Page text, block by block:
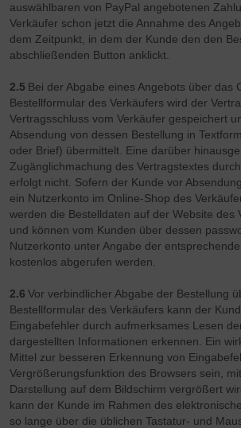
auswählbaren von PayPal angebotenen
Verkäufer schon jetzt die Annahme des
dem Zeitpunkt, in dem der Kunde den den
abschließenden Button anklickt.
2.5 Bei der Abgabe eines Angebots über das
Bestellformular des Verkäufers wird der
Vertragsschluss vom Verkäufer gespeichert
Absendung von dessen Bestellung in
oder Brief) übermittelt. Eine darüber
Zugänglichmachung des Vertragstextes
erfolgt nicht. Sofern der Kunde vor
ein Nutzerkonto im Online-Shop des
werden die Bestelldaten auf der Website des
und können vom Kunden über dessen
Nutzerkonto unter Angabe der
kostenlos abgerufen werden.
2.6 Vor verbindlicher Abgabe der Bestellung
Bestellformular des Verkäufers kann der
Eingabefehler durch aufmerksames Lesen
dargestellten Informationen erkennen. Ein
Mittel zur besseren Erkennung von
Vergrößerungsfunktion des Browsers sein,
Darstellung auf dem Bildschirm vergrößert
kann der Kunde im Rahmen des
so lange über die üblichen Tastatur- und